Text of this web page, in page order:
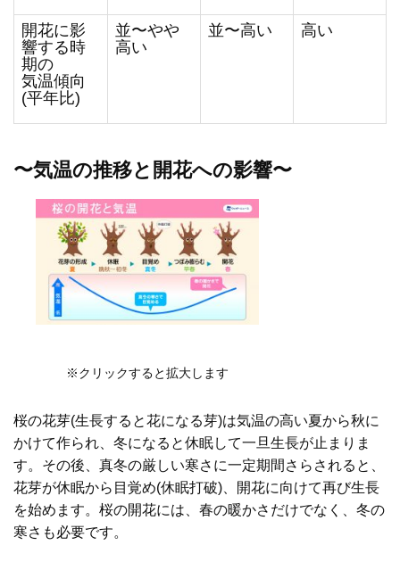
開花に影
響する時
期の
気温傾向
(平年比)
並〜やや
高い
並〜高い 高い
〜気温の推移と開花への影響〜
※クリックすると拡大します
桜の花芽(生長すると花になる芽)は気温の高い夏から秋に
かけて作られ、冬になると休眠して一旦生長が止まりま
す。その後、真冬の厳しい寒さに一定期間さらされると、
花芽が休眠から目覚め(休眠打破)、開花に向けて再び生長
を始めます。桜の開花には、春の暖かさだけでなく、冬の
寒さも必要です。